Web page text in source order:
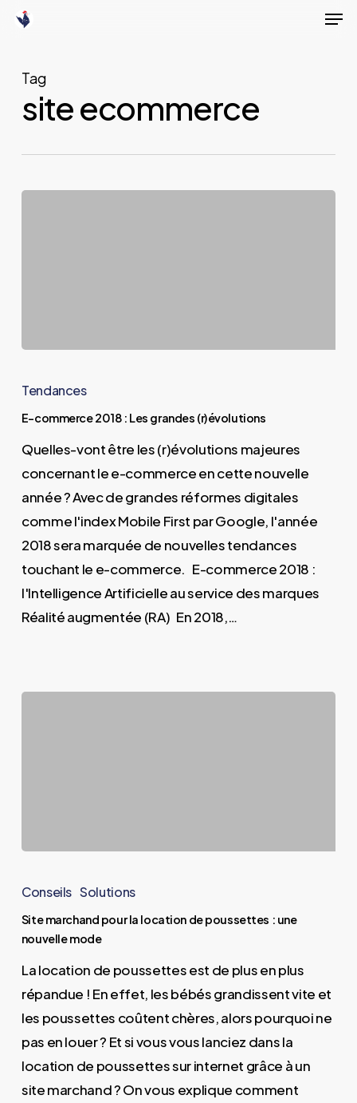
Skip
content
Tag
site ecommerce
commerce
grandes
(r)évolutions
Tendances
E-commerce 2018 : Les grandes (r)évolutions
Quelles-vont être les (r)évolutions majeures
concernant le e-commerce en cette nouvelle
année ? Avec de grandes réformes digitales
comme l'index Mobile First par Google, l'année
2018 sera marquée de nouvelles tendances
touchant le e-commerce. E-commerce 2018 :
l'Intelligence Artificielle au service des marques
Réalité augmentée (RA) En 2018,…
marchand
la
poussettes
une
Conseils Solutions
Site marchand pour la location de poussettes : une
nouvelle mode
La location de poussettes est de plus en plus
répandue ! En effet, les bébés grandissent vite et
les poussettes coûtent chères, alors pourquoi ne
pas en louer ? Et si vous vous lanciez dans la
location de poussettes sur internet grâce à un
site marchand ? On vous explique comment